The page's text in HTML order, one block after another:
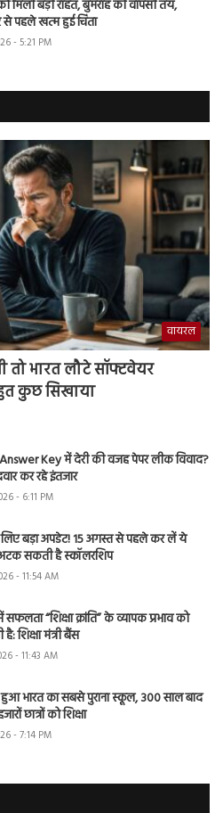
मिली बड़ी राहत, बुमराह की वापसी तय,
से पहले खत्म हुई चिंता
- 5:21 PM
वायरल
तो भारत लौटे सॉफ्टवेयर
कुछ सिखाया
Key में देरी की वजह पेपर लीक विवाद?
कर रहे इंतजार
- 6:11 PM
लिए बड़ा अपडेट! 15 अगस्त से पहले कर लें ये
सकती है स्कॉलरशिप
- 11:54 AM
सफलता “शिक्षा क्रांति” के व्यापक प्रभाव को
शिक्षा मंत्री बैंस
- 11:43 AM
भारत का सबसे पुराना स्कूल, 300 साल बाद
छात्रों को शिक्षा
- 7:14 PM